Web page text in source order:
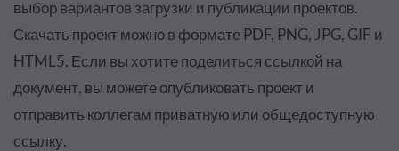
выбор вариантов загрузки и публикации проектов.
Скачать проект можно в формате PDF, PNG, JPG, GIF и
HTML5. Если вы хотите поделиться ссылкой на
документ, вы можете опубликовать проект и
отправить коллегам приватную или общедоступную
ссылку.